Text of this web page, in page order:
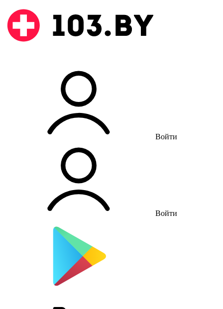
Войти
Войти